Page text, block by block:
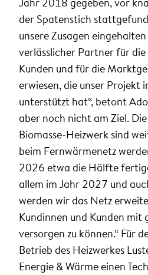
der Spatenstich
unsere Zusagen
verlässlicher Partner für
Kunden und für die
erwiesen, die unser Projekt
unterstützt hat“, betont
aber noch nicht am Ziel.
Biomasse-Heizwerk sind
beim Fernwärmenetz
2026 etwa die Hälfte
allem im Jahr 2027 und
werden wir das Netz
Kundinnen und Kunden mit
versorgen zu können.“ Für
Betrieb des Heizwerkes
Energie & Wärme einen